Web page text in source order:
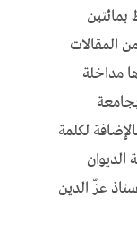
من المقالات
مداخلة
بالإضافة لكلمة
عزّ الدين